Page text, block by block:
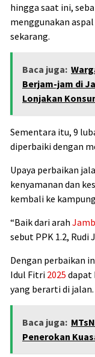
hingga saat ini,
menggunakan
sekarang.
Baca juga:
Berjam-jam di
Lonjakan
Sementara itu, 9
diperbaiki dengan
Upaya perbaikan
kenyamanan dan
kembali ke
“Baik dari arah
sebut PPK 1.2, Rudi
Dengan perbaikan
Idul Fitri 2025 dapat
yang berarti di jalan.
Baca juga:
Penerokan